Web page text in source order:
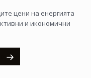
цени на енергията
и икономични